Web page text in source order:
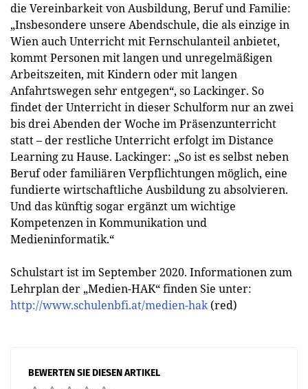
die Vereinbarkeit von Ausbildung, Beruf und Familie:
„Insbesondere unsere Abendschule, die als einzige in
Wien auch Unterricht mit Fernschulanteil anbietet,
kommt Personen mit langen und unregelmäßigen
Arbeitszeiten, mit Kindern oder mit langen
Anfahrtswegen sehr entgegen“, so Lackinger. So
findet der Unterricht in dieser Schulform nur an zwei
bis drei Abenden der Woche im Präsenzunterricht
statt – der restliche Unterricht erfolgt im Distance
Learning zu Hause. Lackinger: „So ist es selbst neben
Beruf oder familiären Verpflichtungen möglich, eine
fundierte wirtschaftliche Ausbildung zu absolvieren.
Und das künftig sogar ergänzt um wichtige
Kompetenzen in Kommunikation und
Medieninformatik.“
Schulstart ist im September 2020. Informationen zum
Lehrplan der „Medien-HAK“ finden Sie unter:
http://www.schulenbfi.at/medien-hak(red)
BEWERTEN SIE DIESEN ARTIKEL